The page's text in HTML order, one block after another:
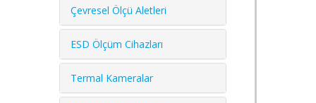
Çevresel Ölçü Aletleri
ESD Ölçüm Cihazları
Termal Kameralar